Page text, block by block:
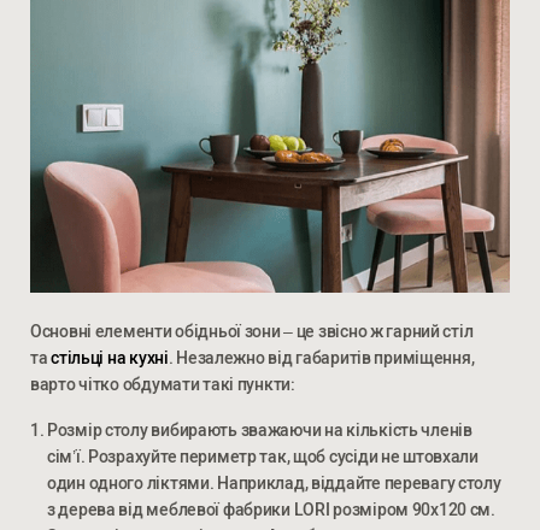
Основні елементи обідньої зони – це звісно ж гарний стіл
тастільці на кухні. Незалежно від габаритів приміщення,
варто чітко обдумати такі пункти:
Розмір столу вибирають зважаючи на кількість членів
сім’ї. Розрахуйте периметр так, щоб сусіди не штовхали
один одного ліктями. Наприклад, віддайте перевагу столу
з дерева від меблевої фабрики LORI розміром 90х120 см.